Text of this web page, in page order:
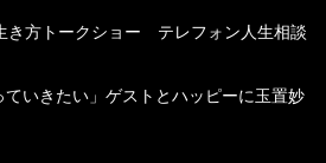
き方トークショー テレフォン人生相談
ていきたい」ゲストとハッピーに玉置妙